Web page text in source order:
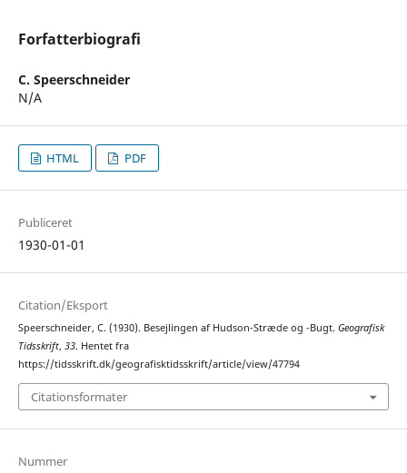
Forfatterbiografi
C. Speerschneider
N/A
HTML PDF
Publiceret
1930-01-01
Citation/Eksport
Speerschneider, C. (1930). Besejlingen af Hudson-Stræde og -Bugt. Geografisk
Tidsskrift, 33. Hentet fra
https://tidsskrift.dk/geografisktidsskrift/article/view/47794
Citationsformater
Nummer